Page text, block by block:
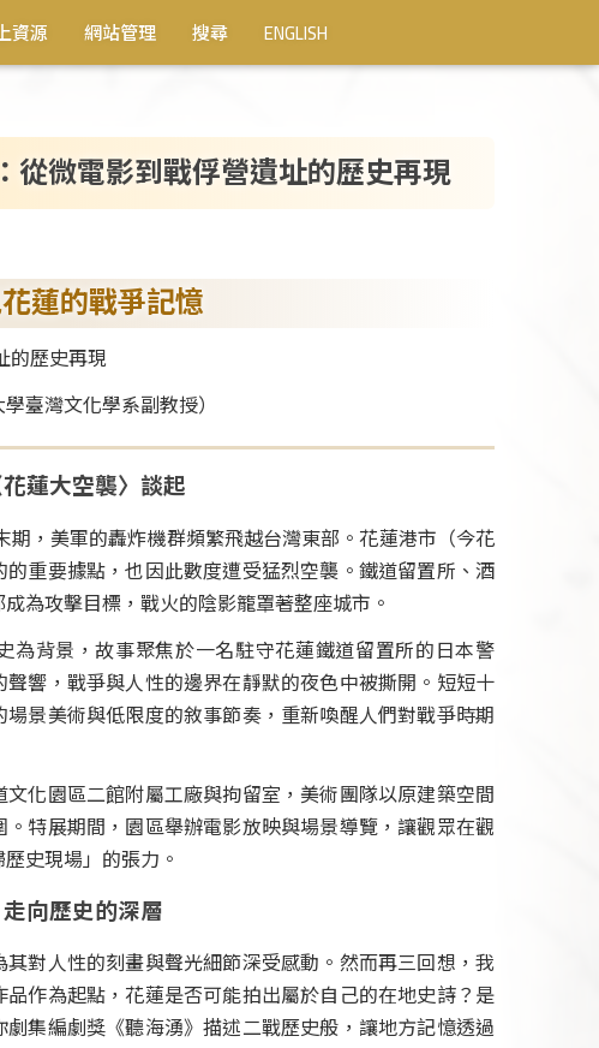
資源 網站管理 搜尋 ENGLISH
從微電影到戰俘營遺址的歷史再現
蓮的戰爭記憶
歷史再現
臺灣文化學系副教授）
蓮大空襲〉談起
期，美軍的轟炸機群頻繁飛越台灣東部。花蓮港市（今花
重要據點，也因此數度遭受猛烈空襲。鐵道留置所、酒
為攻擊目標，戰火的陰影籠罩著整座城市。
為背景，故事聚焦於一名駐守花蓮鐵道留置所的日本警
響，戰爭與人性的邊界在靜默的夜色中被撕開。短短十
景美術與低限度的敘事節奏，重新喚醒人們對戰爭時期
化園區二館附屬工廠與拘留室，美術團隊以原建築空間
特展期間，園區舉辦電影放映與場景導覽，讓觀眾在觀
史現場」的張力。
向歷史的深層
對人性的刻畫與聲光細節深受感動。然而再三回想，我
作為起點，花蓮是否可能拍出屬於自己的在地史詩？是
集編劇獎《聽海湧》描述二戰歷史般，讓地方記憶透過